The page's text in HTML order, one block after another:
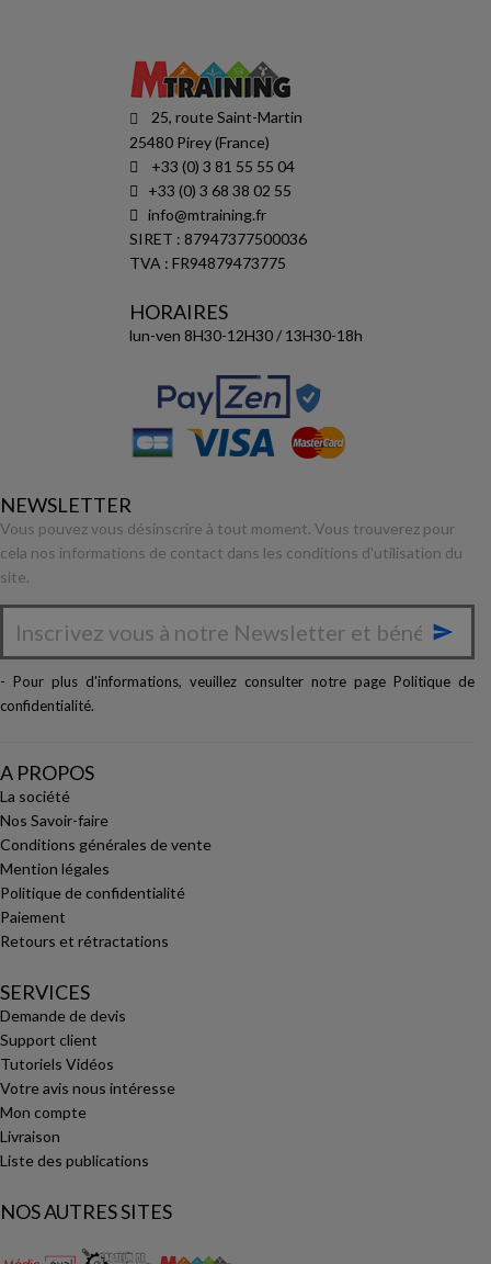
25, route Saint-Martin
25480 Pirey (France)
+33 (0) 3 81 55 55 04
+33 (0) 3 68 38 02 55
info@mtraining.fr
SIRET : 87947377500036
TVA : FR94879473775
HORAIRES
lun-ven 8H30-12H30 / 13H30-18h
NEWSLETTER
Vous pouvez vous désinscrire à tout moment. Vous trouverez pour
cela nos informations de contact dans les conditions d'utilisation du
site.

- Pour plus d'informations, veuillez consulter notre page Politique de
confidentialité.
A PROPOS
La société
Nos Savoir-faire
Conditions générales de vente
Mention légales
Politique de confidentialité
Paiement
Retours et rétractations
SERVICES
Demande de devis
Support client
Tutoriels Vidéos
Votre avis nous intéresse
Mon compte
Livraison
Liste des publications
NOS AUTRES SITES